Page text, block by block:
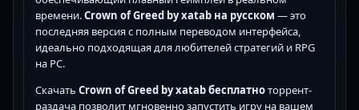
времени.Crown of Greed by xatab на русском — это
последняя версия с полным переводом интерфейса,
идеально подходящая для любителей стратегий и RPG
на PC.
Скачать Crown of Greed by xatab бесплатноторрент-
раздача позволит мгновенно запустить игру на вашем